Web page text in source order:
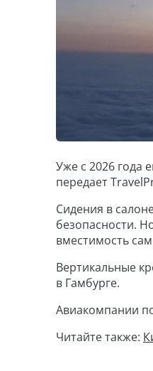
Уже с 2026 года
передает
Сидения в
безопасности.
вместимость
Вертикальные
в Гамбурге.
Авиакомпании
Читайте также: